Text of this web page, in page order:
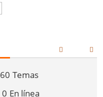
60 Temas
0 En línea